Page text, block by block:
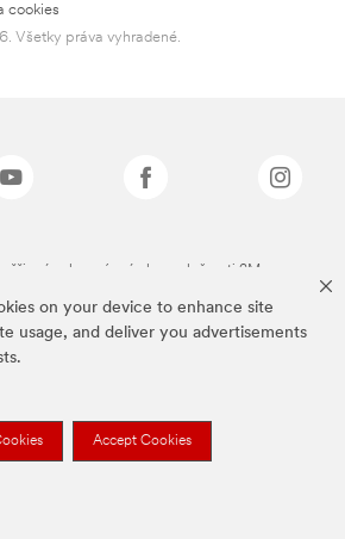
on your device to enhance site
usage, and deliver you advertisements
Accept Cookies
cookies
Všetky práva vyhradené.
sú ochranné známky spoločnosti 3M.